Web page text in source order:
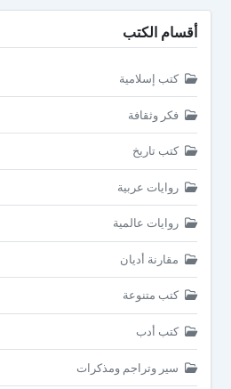
أقسام الكتب
كتب إسلامية
فكر وثقافة
كتب تاريخ
روايات عربية
روايات عالمية
مقارنة أديان
كتب متنوعة
كتب أدب
سير وتراجم ومذكرات